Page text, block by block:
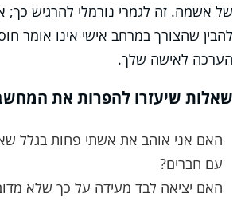
של אשמה. זה לגמרי נורמלי להרגיש
להבין שהצורך במרחב אישי אינו אומר
הערכה לאישה שלך.
שאלות שיעזרו להפרות את
האם אני אוהב את אשתי פחות בגלל
עם חברים?
האם יציאה לבד מעידה על כך שלא